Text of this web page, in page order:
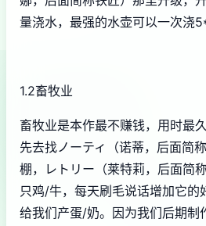
量浇水，最强的水壶可以一次浇
1.2畜牧业
畜牧业是本作最不赚钱，用时最
先去找ノーティ（诺蒂，后面简
棚，レトリー（莱特莉，后面简
只鸡/牛，每天刷毛说话增加它的
给我们产蛋/奶。因为我们后期制